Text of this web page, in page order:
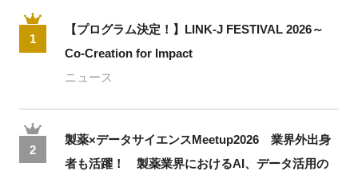
1
【プログラム決定！】LINK-J FESTIVAL 2026～
Co-Creation for Impact
ニュース
2
製薬×データサイエンスMeetup2026 業界外出身
者も活躍！ 製薬業界におけるAI、データ活用の